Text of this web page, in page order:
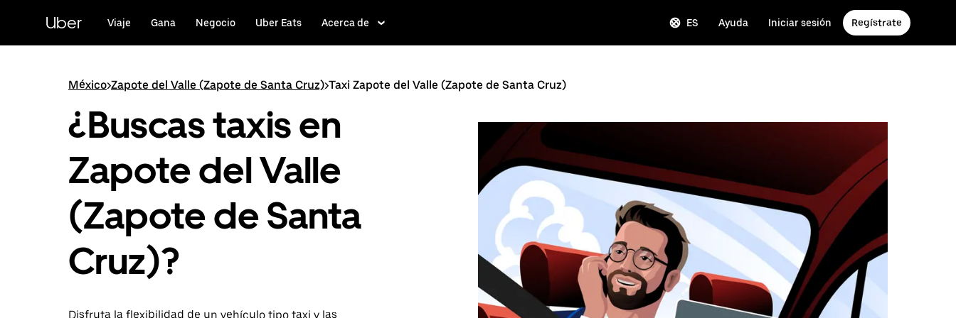
contenido
principal
Uber Viaje Gana Negocio Uber Eats Acerca de ES Ayuda Iniciar sesión Regístrate
México>Zapote del Valle (Zapote de Santa Cruz)>Taxi Zapote del Valle (Zapote de Santa Cruz)
¿Buscas taxis en
Zapote del Valle
(Zapote de Santa
Cruz)?
Disfruta la flexibilidad de un vehículo tipo taxi y las